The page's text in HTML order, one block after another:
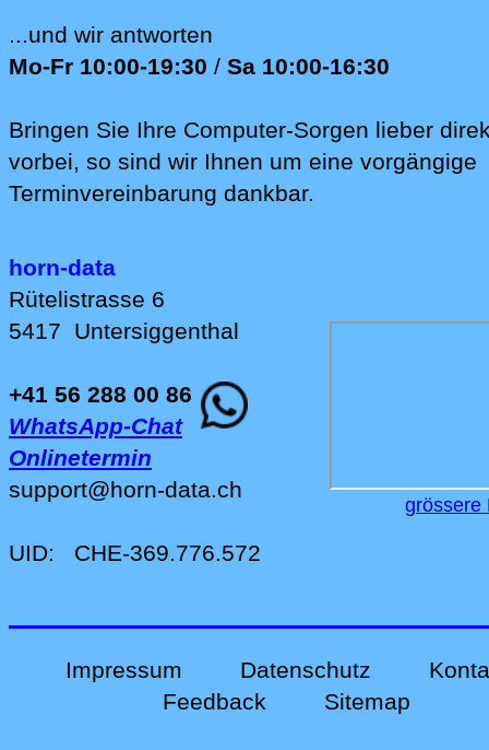
...und wir antworten
Mo-Fr 10:00-19:30 / Sa 10:00-16:30
Bringen Sie Ihre Computer-Sorgen lieber
vorbei, so sind wir Ih‍nen um eine vorgängige
Terminvereinbarung dankbar.
horn-data
Rütelistrasse 6
5417 Untersiggenthal
+41 56 288 00 86
WhatsApp-Chat
Onlinetermin
support@horn-data.ch
UID: CHE-369.776.572
grössere
Impressum Datenschutz
Feedback
Sitemap